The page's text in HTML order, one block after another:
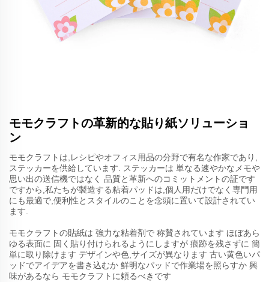
モモクラフトの革新的な貼り紙ソリューショ
ン
モモクラフトは,レシピやオフィス用品の分野で有名な作家であり,
ステッカーを供給しています. ステッカーは 単なる速やかなメモや
思い出の送信機ではなく 品質と革新へのコミットメントの証です
ですから,私たちが製造する粘着パッドは,個人用だけでなく専門用
にも最適で,便利性とスタイルのことを念頭に置いて設計されてい
ます.
モモクラフトの貼紙は 強力な粘着剤で 称賛されています ほぼあら
ゆる表面に 固く貼り付けられるようにしますが 痕跡を残さずに 簡
単に取り除けます デザインや色,サイズが異なります 古い黄色いパ
ッドでアイデアを書き込むか 鮮明なパッドで作業場を照らすか 興
味があるなら モモクラフトに頼るべきです